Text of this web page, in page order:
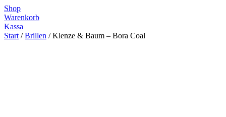
Zum
Inhalt
springen
Shop
Warenkorb
Kassa
Start /Brillen / Klenze & Baum – Bora Coal